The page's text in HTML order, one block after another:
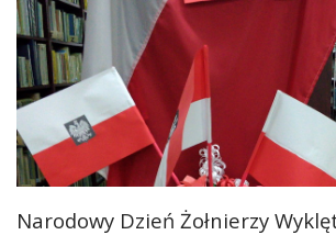
Narodowy Dzień Żołnierzy